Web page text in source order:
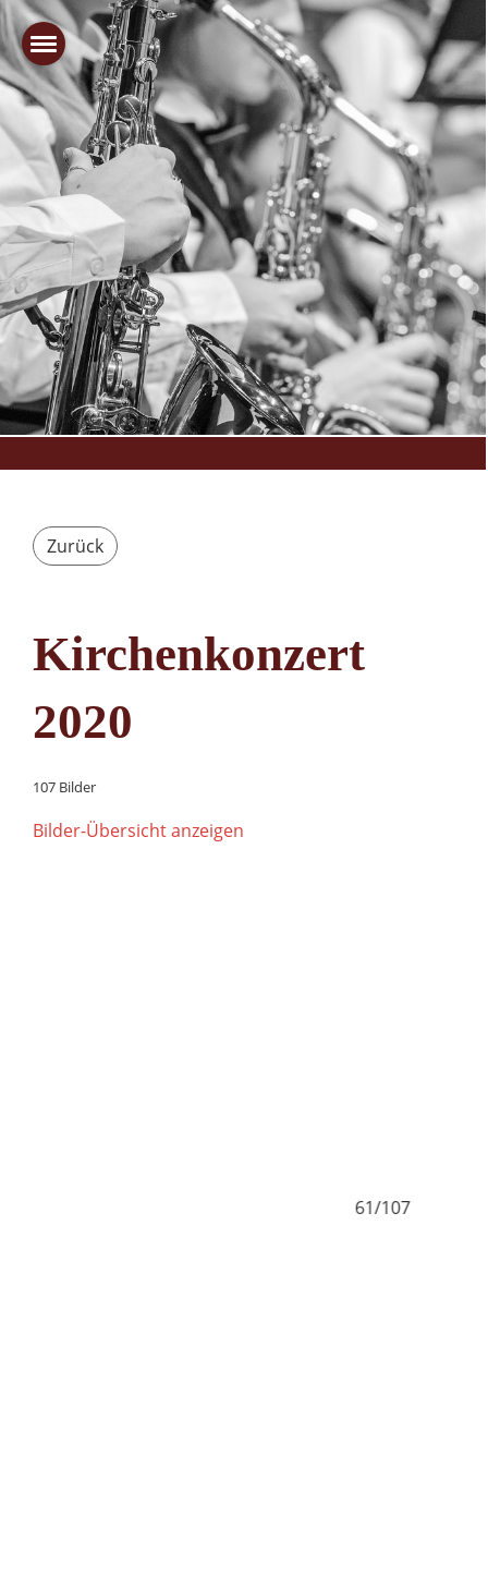
Zurück
Kirchenkonzert
2020
107 Bilder
Bilder-Übersicht anzeigen